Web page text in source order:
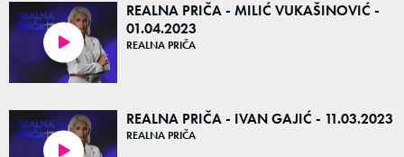
REALNA PRIČA - MILIĆ VUKAŠINOVIĆ -
01.04.2023
REALNA PRIČA
REALNA PRIČA - IVAN GAJIĆ - 11.03.2023
REALNA PRIČA